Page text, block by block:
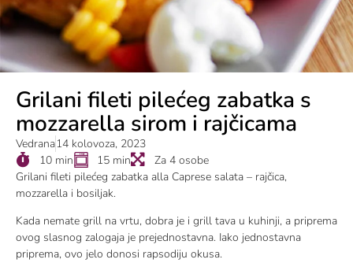
Grilani fileti pilećeg zabatka s
mozzarella sirom i rajčicama
Vedrana14 kolovoza, 2023
10 min
15 min
Za 4 osobe
Grilani fileti pilećeg zabatka alla Caprese salata – rajčica,
mozzarella i bosiljak.
Kada nemate grill na vrtu, dobra je i grill tava u kuhinji, a priprema
ovog slasnog zalogaja je prejednostavna. Iako jednostavna
priprema, ovo jelo donosi rapsodiju okusa.